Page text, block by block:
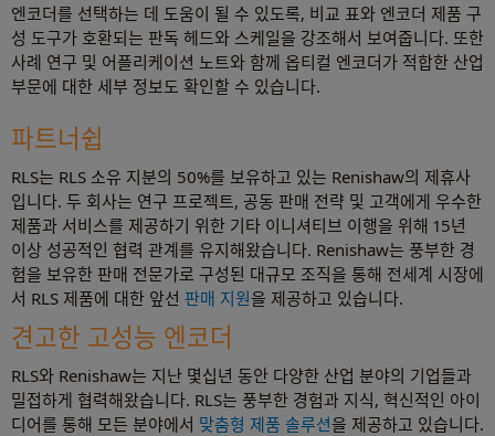
엔코더를 선택하는 데 도움이 될 수 있도록, 비교 표와 엔코더 제품 구
성 도구가 호환되는 판독 헤드와 스케일을 강조해서 보여줍니다. 또한
사례 연구 및 어플리케이션 노트와 함께 옵티컬 엔코더가 적합한 산업
부문에 대한 세부 정보도 확인할 수 있습니다.
파트너쉽
RLS는 RLS 소유 지분의 50%를 보유하고 있는 Renishaw의 제휴사
입니다. 두 회사는 연구 프로젝트, 공동 판매 전략 및 고객에게 우수한
제품과 서비스를 제공하기 위한 기타 이니셔티브 이행을 위해 15년
이상 성공적인 협력 관계를 유지해왔습니다. Renishaw는 풍부한 경
험을 보유한 판매 전문가로 구성된 대규모 조직을 통해 전세계 시장에
서 RLS 제품에 대한 앞선 판매 지원을 제공하고 있습니다.
견고한 고성능 엔코더
RLS와 Renishaw는 지난 몇십년 동안 다양한 산업 분야의 기업들과
밀접하게 협력해왔습니다. RLS는 풍부한 경험과 지식, 혁신적인 아이
디어를 통해 모든 분야에서 맞춤형 제품 솔루션을 제공하고 있습니다.